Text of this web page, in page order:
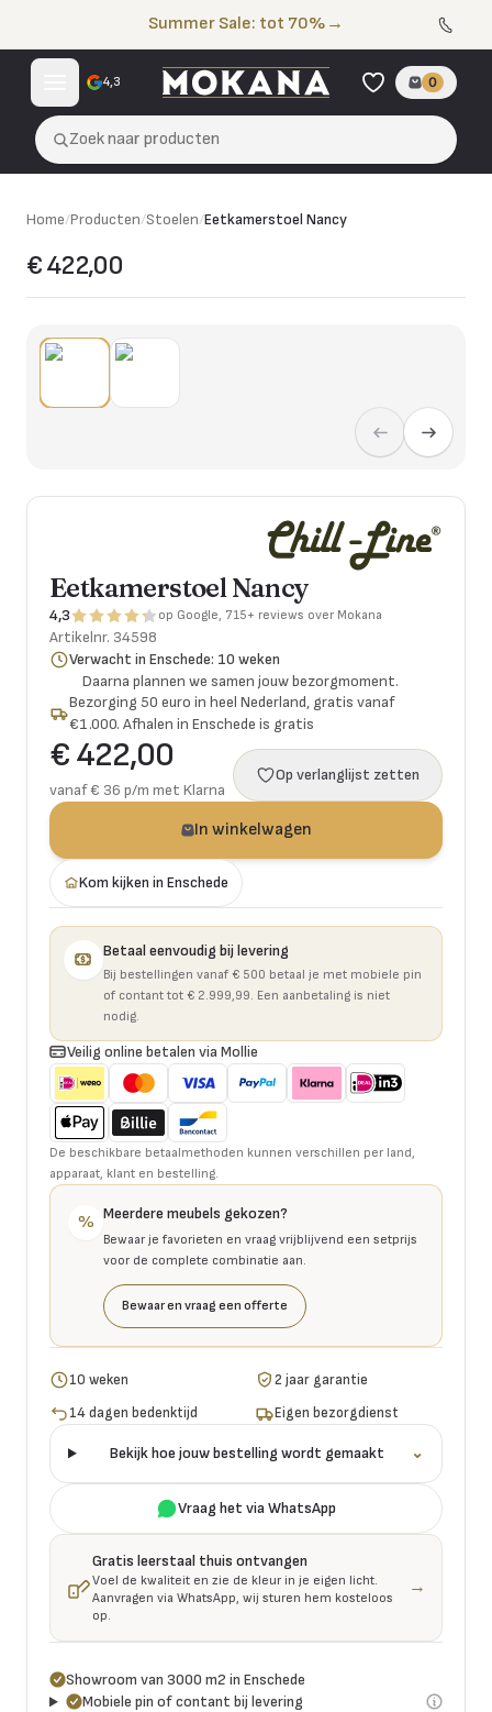
Summer Sale: tot 70% →
4,3 0
Zoek naar producten
Home/Producten/Stoelen/Eetkamerstoel Nancy
€ 422,00
Eetkamerstoel Nancy
4,3 op Google, 715+ reviews over Mokana
Artikelnr. 34598
Verwacht in Enschede: 10 weken
Daarna plannen we samen jouw bezorgmoment.
Bezorging 50 euro in heel Nederland, gratis vanaf
€1.000. Afhalen in Enschede is gratis
€ 422,00
vanaf € 36 p/m met Klarna
Op verlanglijst zetten
In winkelwagen
Kom kijken in Enschede
Betaal eenvoudig bij levering
Bij bestellingen vanaf € 500 betaal je met mobiele pin
of contant tot € 2.999,99. Een aanbetaling is niet
nodig.
Veilig online betalen via Mollie
De beschikbare betaalmethoden kunnen verschillen per land,
apparaat, klant en bestelling.
% Meerdere meubels gekozen?
Bewaar je favorieten en vraag vrijblijvend een setprijs
voor de complete combinatie aan.
Bewaar en vraag een offerte
10 weken
2 jaar garantie
14 dagen bedenktijd
Eigen bezorgdienst
Bekijk hoe jouw bestelling wordt gemaakt ⌄
Vraag het via WhatsApp
Gratis leerstaal thuis ontvangen
Voel de kwaliteit en zie de kleur in je eigen licht.
Aanvragen via WhatsApp, wij sturen hem kosteloos
op.
→
Showroom van 3000 m2 in Enschede
Mobiele pin of contant bij levering